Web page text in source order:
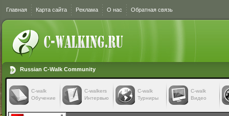
Главная Карта сайта Реклама О нас Обратная связь
Russian C-Walk Community
C-walk
Обучение
C-walkers
Интервью
С-walk
Турниры
С-walk
Видео